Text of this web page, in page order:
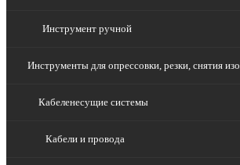
Инструмент ручной
Инструменты для опрессовки, резки, снятия
Кабеленесущие системы
Кабели и провода